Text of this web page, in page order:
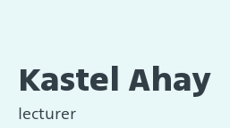
Kastel Ahay
lecturer